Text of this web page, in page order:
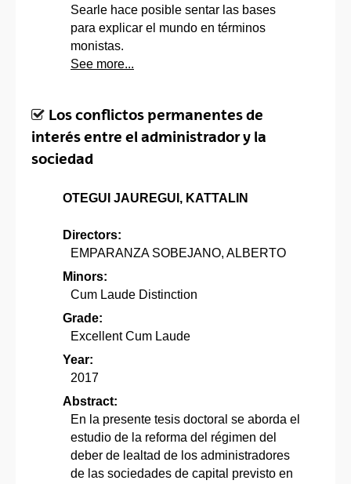
Searle hace posible sentar las bases
para explicar el mundo en términos
monistas.
See more...
Los conflictos permanentes de
interés entre el administrador y la
sociedad
OTEGUI JAUREGUI, KATTALIN
Directors:
EMPARANZA SOBEJANO, ALBERTO
Minors:
Cum Laude Distinction
Grade:
Excellent Cum Laude
Year:
2017
Abstract:
En la presente tesis doctoral se aborda el
estudio de la reforma del régimen del
deber de lealtad de los administradores
de las sociedades de capital previsto en